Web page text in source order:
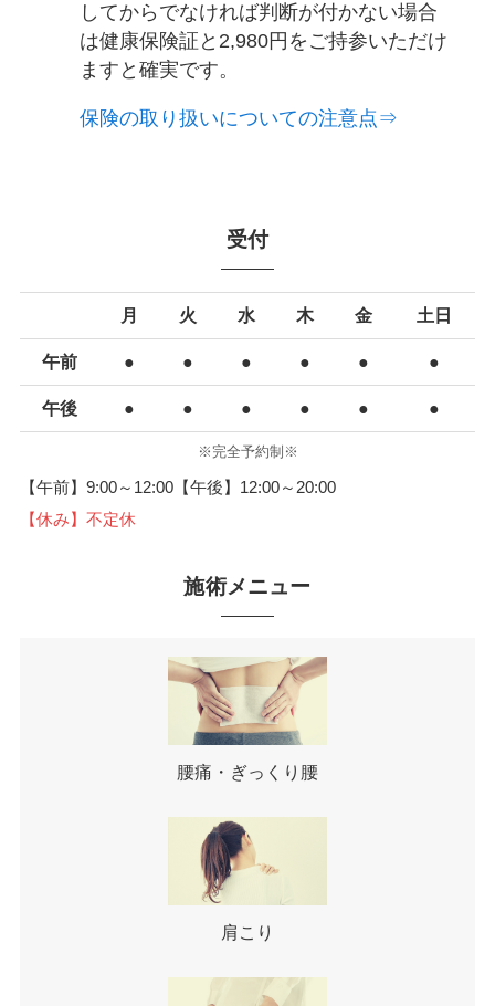
してからでなければ判断が付かない場合
は健康保険証と2,980円をご持参いただけ
ますと確実です。
保険の取り扱いについての注意点⇒
受付
月 火 水 木 金 土日
午前 ● ● ● ● ● ●
午後 ● ● ● ● ● ●
※完全予約制※
【午前】9:00～12:00【午後】12:00～20:00
【休み】不定休
施術メニュー
腰痛・ぎっくり腰
肩こり